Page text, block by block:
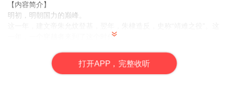
【内容简介】
明初，明朝国力的巅峰。
一年，一个穿越者来到了这个时代。
【作者/主播简介】
作者：煌煌华夏
打开APP，完整收听